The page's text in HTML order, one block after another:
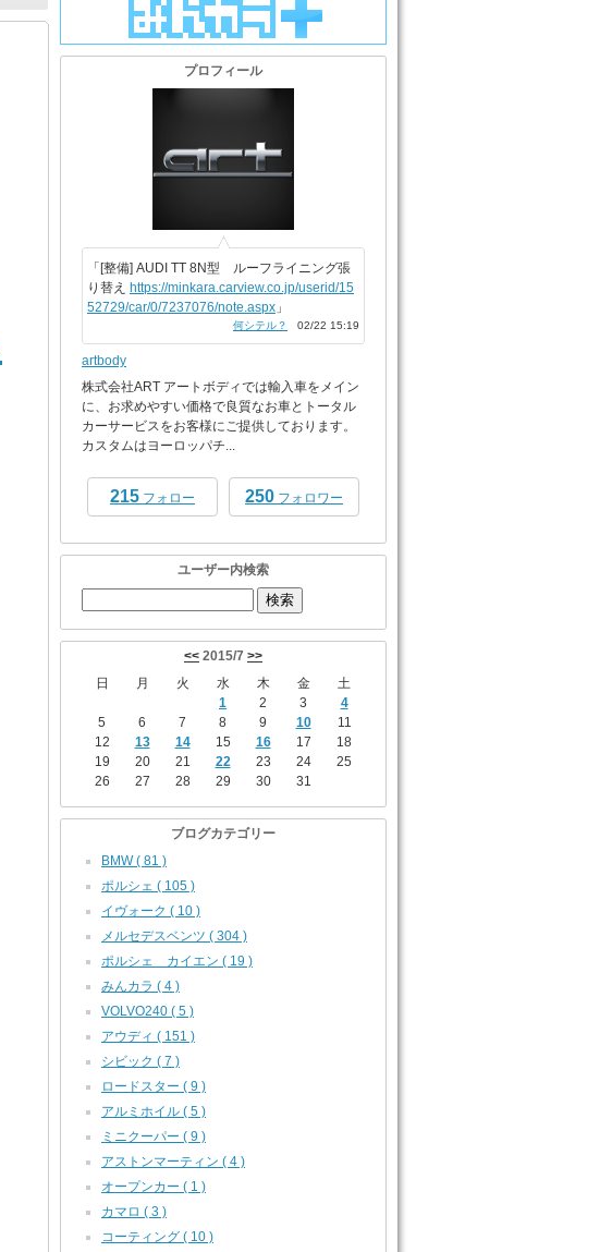
プロフィール
「[整備] AUDI TT 8N型 ルーフライニング張
り替え
https://minkara.carview.co.jp/userid/15
52729/car/0/7237076/note.aspx 」
何シテル？ 02/22 15:19
artbody
株式会社ART アートボディでは輸入車をメイン
に、お求めやすい価格で良質なお車とトータル
カーサービスをお客様にご提供しております。
カスタムはヨーロッパチ...
215 フォロー 250 フォロワー
ユーザー内検索
<< 2015/7 >>
日
月 火 水 木 金
土
1
2 3
4
5
6 7 8 9 10
11
12
13 14 15 16 17
18
19
20 21 22 23 24
25
26
27 28 29 30 31
ブログカテゴリー
BMW ( 81 )
ポルシェ ( 105 )
イヴォーク ( 10 )
メルセデスベンツ ( 304 )
ポルシェ カイエン ( 19 )
みんカラ ( 4 )
VOLVO240 ( 5 )
アウディ ( 151 )
シビック ( 7 )
ロードスター ( 9 )
アルミホイル ( 5 )
ミニクーパー ( 9 )
アストンマーティン ( 4 )
オープンカー ( 1 )
カマロ ( 3 )
コーティング ( 10 )